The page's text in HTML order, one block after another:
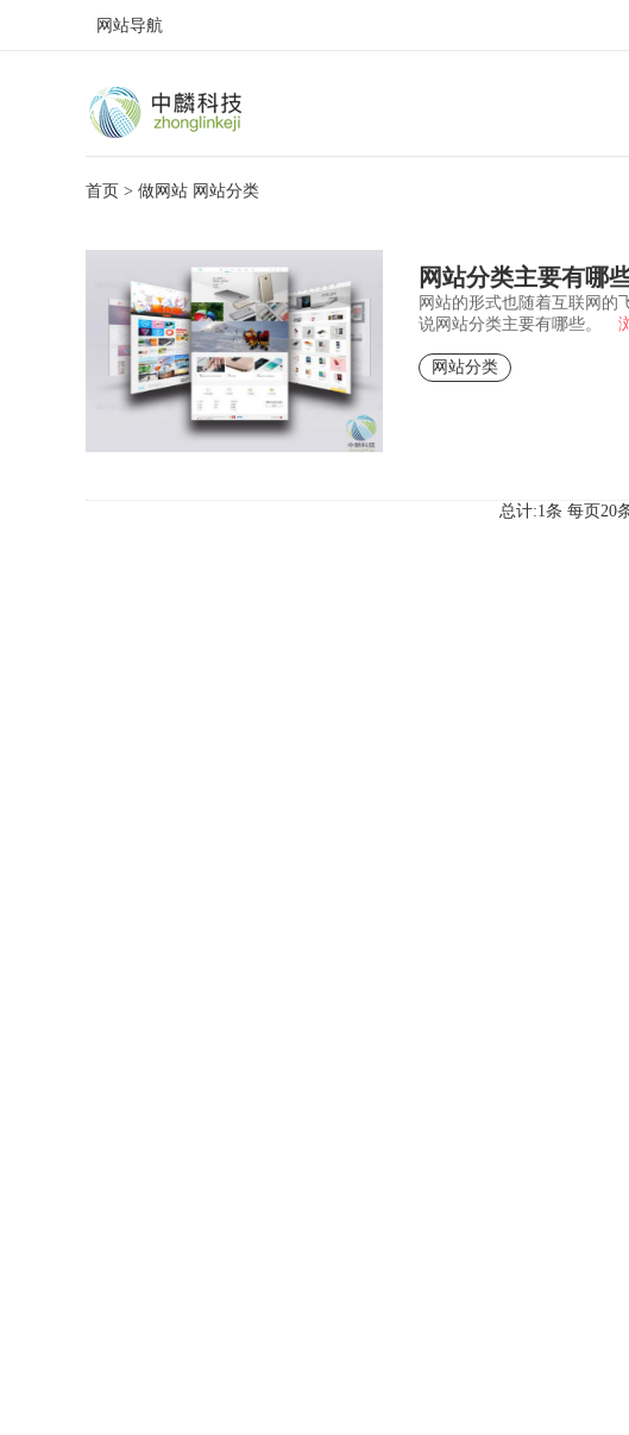
网站导航
首页 > 做网站 网站分类
网站分类主要有哪
网站的形式也随着互联网的
说网站分类主要有哪些。
网站分类
总计:1条 每页20